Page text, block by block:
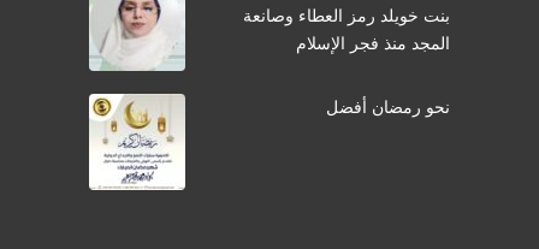
بنت خويلد رمز العطاء وصانعة
المجد منذ فجر الإسلام
نحو رمضان أفضل